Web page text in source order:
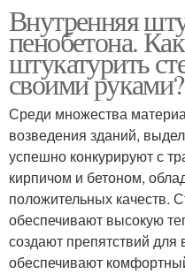
Внутренняя
пенобетона.
штукатурить
своими руками?
Среди множества
возведения зданий,
успешно конкурируют с
кирпичом и бетоном,
положительных качеств.
обеспечивают высокую
создают препятствий
обеспечивают